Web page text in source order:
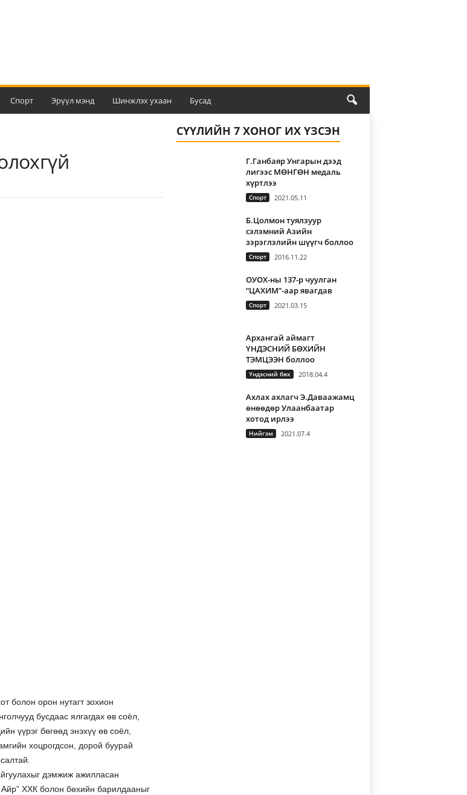
Спорт Эрүүл мэнд Шинжлэх ухаан Бусад
болон орон нутагт зохион
бусдаас ялгагдах өв соёл,
үүрэг бөгөөд энэхүү өв соёл,
хоцрогдсон, дорой буурай
дэмжиж ажилласан
ХХК болон бөхийн барилдааныг
СҮҮЛИЙН 7 ХОНОГ ИХ ҮЗСЭН
Г.Ганбаяр Унгарын дээд
лигээс МӨНГӨН медаль
хүртлээ
Спорт 2021.05.11
Б.Цолмон туялзуур
сэлэмний Азийн
зэрэглэлийн шүүгч боллоо
Спорт 2016.11.22
ОУОХ-ны 137-р чуулган
“ЦАХИМ”-аар явагдав
Спорт 2021.03.15
Архангай аймагт
ҮНДЭСНИЙ БӨХИЙН
ТЭМЦЭЭН боллоо
Үндэсний бөх 2018.04.4
Ахлах ахлагч Э.Даваажамц
өнөөдөр Улаанбаатар
хотод ирлээ
Нийгэм 2021.07.4